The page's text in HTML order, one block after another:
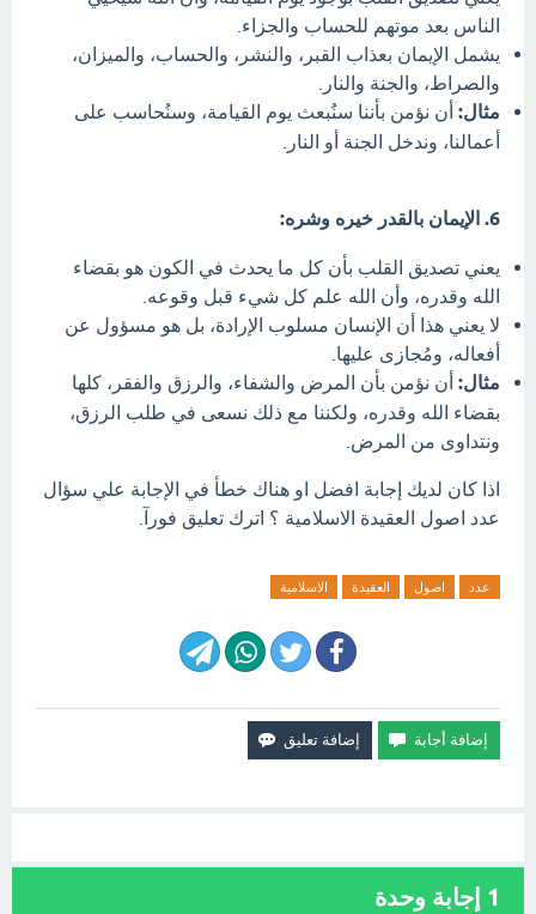
الناس بعد موتهم للحساب والجزاء.
يشمل الإيمان بعذاب القبر، والنشر، والحساب، والميزان،
والصراط، والجنة والنار.
مثال: أن نؤمن بأننا سنُبعث يوم القيامة، وسنُحاسب على
أعمالنا، وندخل الجنة أو النار.
6. الإيمان بالقدر خيره وشره:
يعني تصديق القلب بأن كل ما يحدث في الكون هو بقضاء
الله وقدره، وأن الله علم كل شيء قبل وقوعه.
لا يعني هذا أن الإنسان مسلوب الإرادة، بل هو مسؤول عن
أفعاله، ومُجازى عليها.
مثال: أن نؤمن بأن المرض والشفاء، والرزق والفقر، كلها
بقضاء الله وقدره، ولكننا مع ذلك نسعى في طلب الرزق،
ونتداوى من المرض.
اذا كان لديك إجابة افضل او هناك خطأ في الإجابة علي سؤال
عدد اصول العقيدة الاسلامية ؟ اترك تعليق فورآ.
عدد اصول العقيدة الاسلامية
1 إجابة وحدة